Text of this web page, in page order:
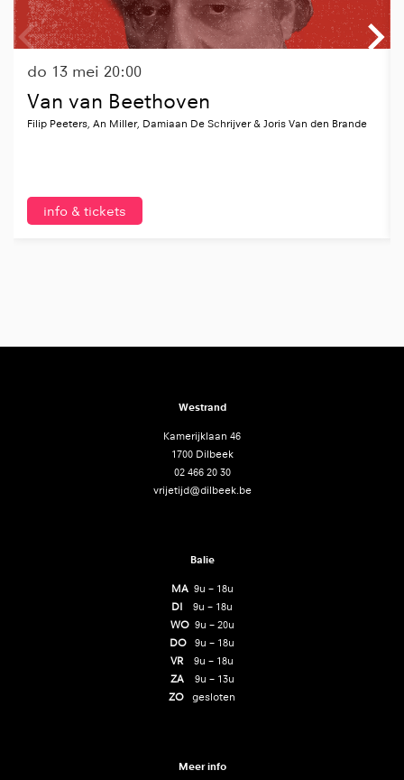
Van van Beethoven
Filip Peeters, An Miller, Damiaan De Schrijver & Joris Van den Brande
do 13 mei 20:00
info & tickets
Westrand
Kamerijklaan 46
1700 Dilbeek
02 466 20 30
vrijetijd@dilbeek.be
Balie
MA 9u – 18u
DI 9u – 18u
WO9u – 20u
DO 9u – 18u
VR 9u – 18u
ZA
9u – 13u
ZO gesloten
Meer info